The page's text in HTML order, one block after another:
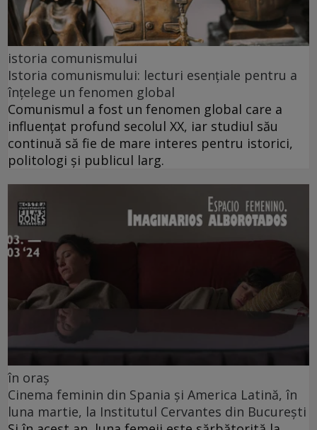
istoria comunismului
Istoria comunismului: lecturi esențiale pentru a
înțelege un fenomen global
Comunismul a fost un fenomen global care a
influențat profund secolul XX, iar studiul său
continuă să fie de mare interes pentru istorici,
politologi și publicul larg.
în oraș
Cinema feminin din Spania și America Latină, în
luna martie, la Institutul Cervantes din București